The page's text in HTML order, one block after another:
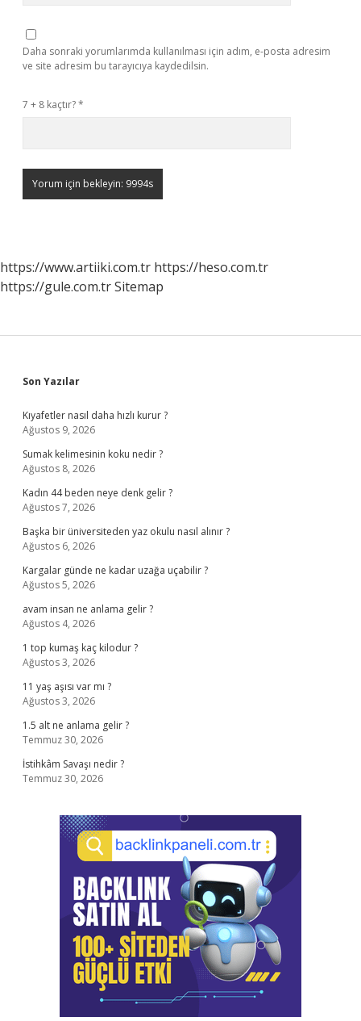
Daha sonraki yorumlarımda kullanılması için adım, e-posta adresim
ve site adresim bu tarayıcıya kaydedilsin.
7 + 8 kaçtır?*
https://www.artiiki.com.tr https://heso.com.tr
https://gule.com.trSitemap
Sidebar
Son Yazılar
Kıyafetler nasıl daha hızlı kurur ?
Ağustos 9, 2026
Sumak kelimesinin koku nedir ?
Ağustos 8, 2026
Kadın 44 beden neye denk gelir ?
Ağustos 7, 2026
Başka bir üniversiteden yaz okulu nasıl alınır ?
Ağustos 6, 2026
Kargalar günde ne kadar uzağa uçabilir ?
Ağustos 5, 2026
avam insan ne anlama gelir ?
Ağustos 4, 2026
1 top kumaş kaç kilodur ?
Ağustos 3, 2026
11 yaş aşısı var mı ?
Ağustos 3, 2026
1.5 alt ne anlama gelir ?
Temmuz 30, 2026
İstihkâm Savaşı nedir ?
Temmuz 30, 2026